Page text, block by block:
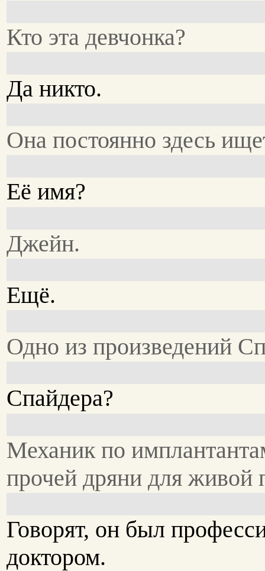
Кто эта девчонка?
Да никто.
Она постоянно здесь
Её имя?
Джейн.
Ещё.
Одно из произведений
Спайдера?
Механик по
прочей дряни для живой
Говорят, он был
доктором.